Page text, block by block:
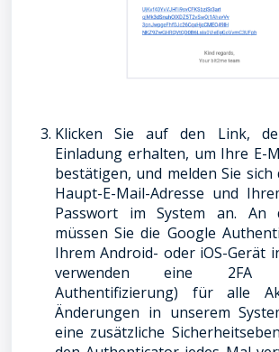
Klicken Sie auf den Link,
Einladung erhalten, um Ihre E-
bestätigen, und melden Sie
Haupt-E-Mail-Adresse und
Passwort im System an. An
müssen Sie die Google
Ihrem Android- oder iOS-Gerät
verwenden eine 2FA
Authentifizierung) für alle
Änderungen in unserem
eine zusätzliche